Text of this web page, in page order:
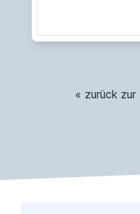
« zurück